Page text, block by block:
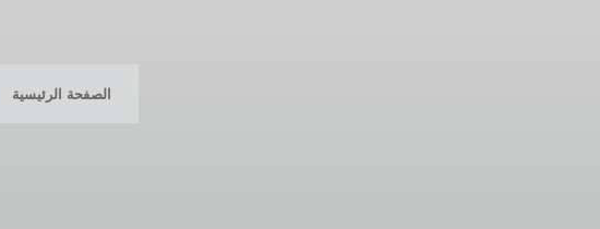
الصفحة الرئيسية